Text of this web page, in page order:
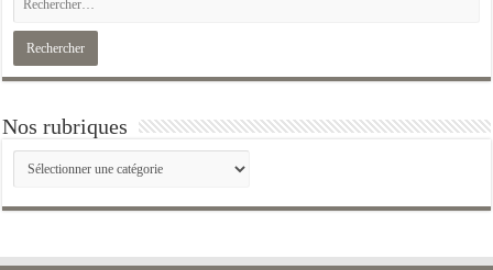
Nos rubriques
Nos
rubriques